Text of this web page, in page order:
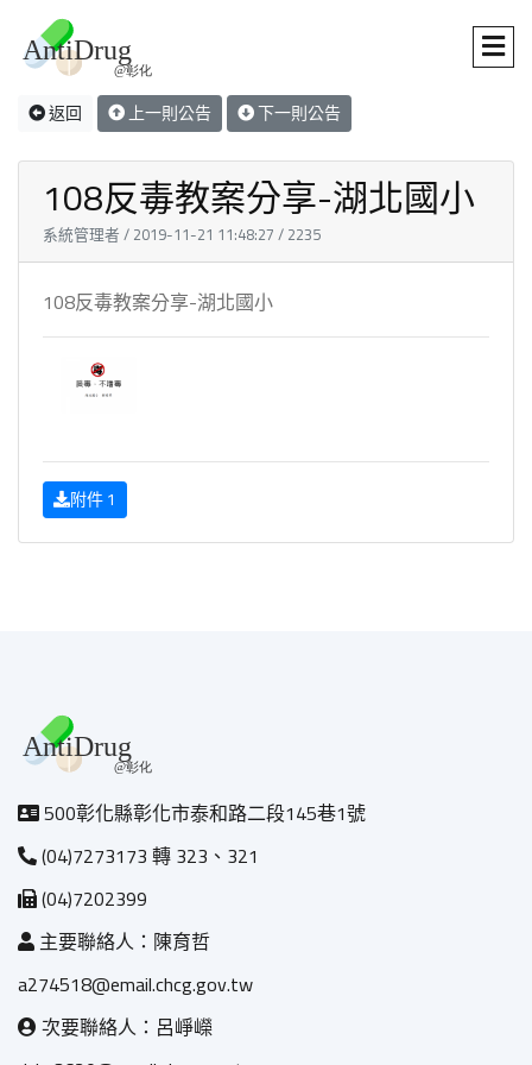
返回 上一則公告 下一則公告
108反毒教案分享-湖北國小
系統管理者 / 2019-11-21 11:48:27 / 2235
108反毒教案分享-湖北國小
附件 1
500彰化縣彰化市泰和路二段145巷1號
(04)7273173 轉 323、321
(04)7202399
主要聯絡人：陳育哲
a274518@email.chcg.gov.tw
次要聯絡人：呂崢嶸